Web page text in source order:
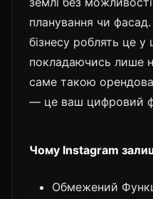
планування чи
бізнесу роблять це
покладаючись лише
саме такою
— це ваш цифровий
Чому Instagram
Обмежений